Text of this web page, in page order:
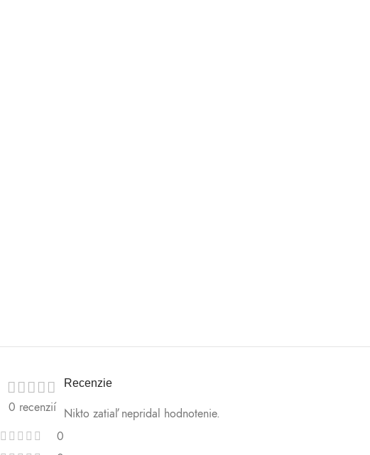
0 recenzií
0
Recenzie
Nikto zatiaľ nepridal hodnotenie.